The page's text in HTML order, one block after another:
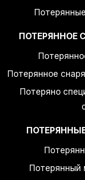
ПОТЕРЯННОЕ
Потерянное
Потеряно
Потерянный